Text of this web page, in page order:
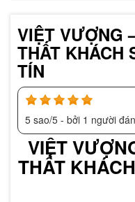
VIỆT VƯỢNG
THẤT KHÁCH
TÍN
5 sao/5 - bởi 1 người
VIỆT
THẤT